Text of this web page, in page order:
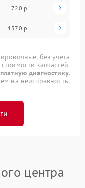
720 р
1570 р
без учета
стоимости запчастей.
диагностику.
на неисправность.
центра